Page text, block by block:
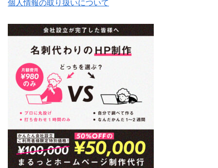
個人情報の取り扱いについて